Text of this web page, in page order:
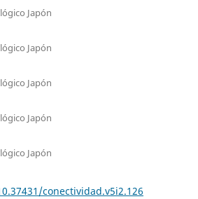
Japón
Japón
Japón
Japón
Japón
conectividad.v5i2.126